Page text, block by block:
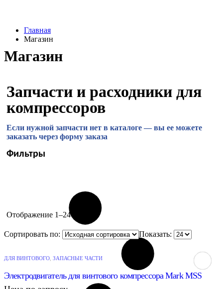
Главная
Магазин
Магазин
Запчасти и расходники для
компрессоров
Если нужной запчасти нет в каталоге — вы ее можете
заказать через форму заказа
Фильтры
Отображение 1–24 из 37
Сортировать по: Показать:
ДЛЯ ВИНТОВОГО ЗАПАСНЫЕ ЧАСТИ
Электродвигатель для винтового компрессора Mark MSS